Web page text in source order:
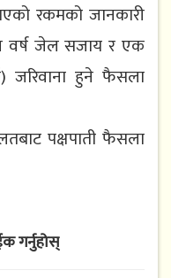
रकमको जानकारी
वर्ष जेल सजाय र एक
जरिवाना हुने फैसला
पक्षपाती फैसला
गर्नुहोस्